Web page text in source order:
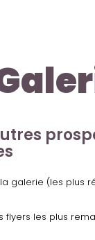
galerie (les plus
flyers les plus